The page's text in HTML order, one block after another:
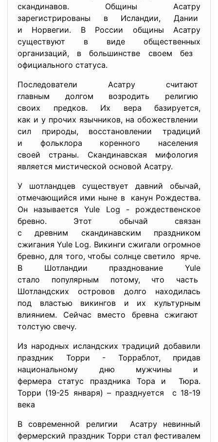
скандинавов. Общины Асатру
зарегистрированы в Исландии, Дании
и Норвегии. В России общины Асатру
существуют в виде общественных
организаций, в большинстве своем без
официального статуса.
Последователи Асатру считают
главным долгом возродить религию
своих предков. Их вера базируется,
как и у прочих язычников, на обожествлении
сил природы, восстановлении традиций
и фольклора коренного населения
своей страны. Скандинавская мифология
является мистической основой Асатру.
У шотландцев существует давний обычай,
отмечающийся ими ныне в канун Рождества.
Он называется Yule Log - рождественское
бревно. Этот обычай связан
с древним скандинавским праздником
сжигания Yule Log. Викинги сжигали огромное
бревно, для того, чтобы солнце светило ярче.
В Шотландии празднование Yule
стало популярным потому, что часть
Шотландских островов долго находилась
под властью викингов и их культурным
влиянием. Сейчас вместо бревна сжигают
толстую свечу.
Из народных исландских традиций добавили
праздник Торри - Торраблот, придав
национальному дню мужчины и
фермера статус праздника Тора и Тюра.
Торри (19-25 января) – празднуется с 18-19
века
В современной религии Асатру невинный
фермерский праздник Торри стал фестивалем